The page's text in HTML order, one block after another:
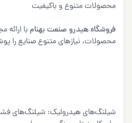
محصولات متنوع و باکیفیت
فروشگاه هیدرو صنعت بهنام با ارائه
محصولات، نیازهای متنوع صنایع
شیلنگ‌های هیدرولیک: شیلنگ‌های